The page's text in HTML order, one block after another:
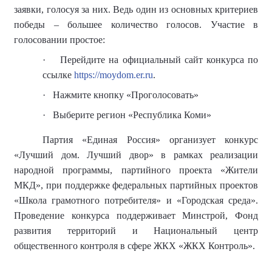
заявки, голосуя за них. Ведь один из основных критериев
победы – большее количество голосов. Участие в
голосовании простое:
·
Перейдите на официальный сайт конкурса по
ссылкеhttps://moydom.er.ru.
·
Нажмите кнопку «Проголосовать»
·
Выберите регион «Республика Коми»
Партия «Единая Россия» организует конкурс
«Лучший дом. Лучший двор» в рамках реализации
народной программы, партийного проекта «Жители
МКД», при поддержке федеральных партийных проектов
«Школа грамотного потребителя» и «Городская среда».
Проведение конкурса поддерживает Минстрой, Фонд
развития территорий и Национальный центр
общественного контроля в сфере ЖКХ «ЖКХ Контроль».